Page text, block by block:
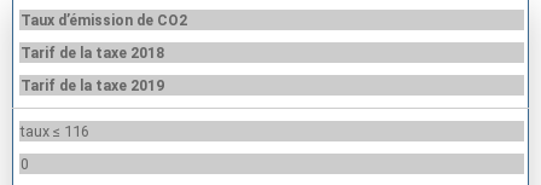
Taux d’émission de CO2
Tarif de la taxe 2018
Tarif de la taxe 2019
taux ≤ 116
0